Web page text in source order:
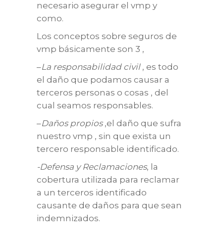
necesario asegurar el vmp y
como.
Los conceptos sobre seguros de
vmp básicamente son 3 ,
–La responsabilidad civil, es todo
el daño que podamos causar a
terceros personas o cosas , del
cual seamos responsables.
–Daños propios ,el daño que sufra
nuestro vmp , sin que exista un
tercero responsable identificado.
-Defensa y Reclamaciones, la
cobertura utilizada para reclamar
a un terceros identificado
causante de daños para que sean
indemnizados.